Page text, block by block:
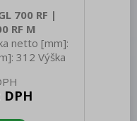
700 RF |
RF M
netto [mm]:
312 Výška
Hloubka
brutto [mm]:
DPH